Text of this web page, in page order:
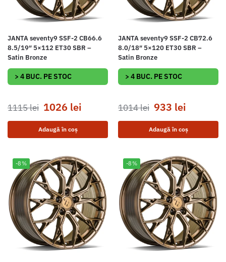
JANTA seventy9 SSF-2 CB66.6
8.5/19″ 5×112 ET30 SBR –
Satin Bronze
> 4 BUC. PE STOC
1115lei 1026 lei
Adaugă în coș
JANTA seventy9 SSF-2 CB72.6
8.0/18″ 5×120 ET30 SBR –
Satin Bronze
> 4 BUC. PE STOC
1014lei 933 lei
Adaugă în coș
-8% -8%